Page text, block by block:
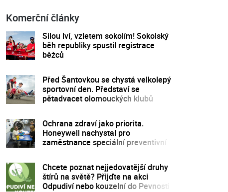
Komerční články
Silou lví, vzletem sokolím! Sokolský
běh republiky spustil registrace
běžců
Před Šantovkou se chystá velkolepý
sportovní den. Představí se
pětadvacet olomouckých klubů
Ochrana zdraví jako priorita.
Honeywell nachystal pro
zaměstnance speciální preventivní
Chcete poznat nejjedovatější druhy
štírů na světě? Přijďte na akci
Odpudiví nebo kouzelní do Pevnosti